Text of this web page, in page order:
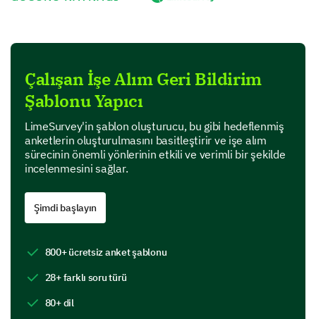
Verilen eğitim seanslarının faydasını nasıl
değerlendirirsiniz?
Seçenekler: 1 (Hiç Faydalı Değil) – 5 (Çok
Faydalı)
Eğitim seanslarının aşağıdaki yönlerini
Seçenekler: 1 (Çok Kötü) ile 5 (Mükemmel)
Çalışan İşe Alım Geri Bildirim
Şablonu Yapıcı
LimeSurvey'in şablon oluşturucu, bu gibi hedeflenmiş
anketlerin oluşturulmasını basitleştirir ve işe alım
sürecinin önemli yönlerinin etkili ve verimli bir şekilde
incelenmesini sağlar.
Şimdi başlayın
800+ ücretsiz anket şablonu
28+ farklı soru türü
80+ dil